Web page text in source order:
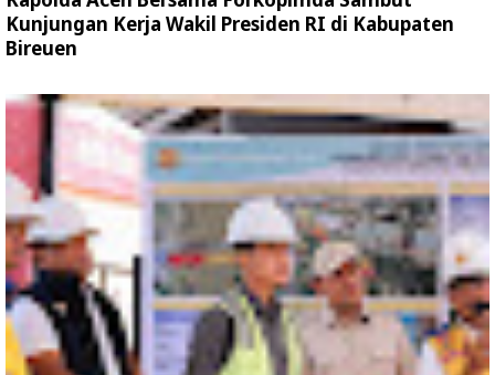
Kunjungan Kerja Wakil Presiden RI di Kabupaten
Bireuen